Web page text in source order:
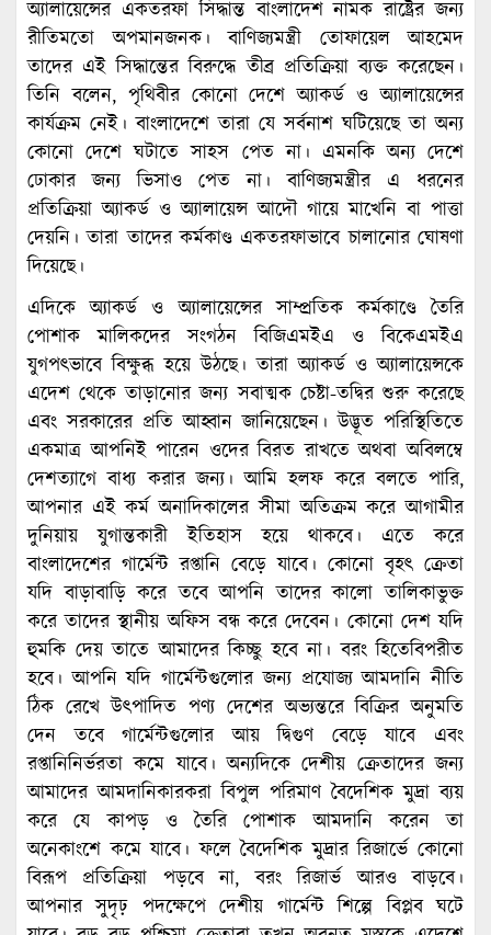
অ্যালায়েন্সের একতরফা সিদ্ধান্ত বাংলাদেশ নামক রাষ্ট্রের জন্য
রীতিমতো অপমানজনক। বাণিজ্যমন্ত্রী তোফায়েল আহমেদ
তাদের এই সিদ্ধান্তের বিরুদ্ধে তীব্র প্রতিক্রিয়া ব্যক্ত করেছেন।
তিনি বলেন, পৃথিবীর কোনো দেশে অ্যাকর্ড ও অ্যালায়েন্সের
কার্যক্রম নেই। বাংলাদেশে তারা যে সর্বনাশ ঘটিয়েছে তা অন্য
কোনো দেশে ঘটাতে সাহস পেত না। এমনকি অন্য দেশে
ঢোকার জন্য ভিসাও পেত না। বাণিজ্যমন্ত্রীর এ ধরনের
প্রতিক্রিয়া অ্যাকর্ড ও অ্যালায়েন্স আদৌ গায়ে মাখেনি বা পাত্তা
দেয়নি। তারা তাদের কর্মকাণ্ড একতরফাভাবে চালানোর ঘোষণা
দিয়েছে।
এদিকে অ্যাকর্ড ও অ্যালায়েন্সের সাম্প্রতিক কর্মকাণ্ডে তৈরি
পোশাক মালিকদের সংগঠন বিজিএমইএ ও বিকেএমইএ
যুগপত্ভাবে বিক্ষুব্ধ হয়ে উঠছে। তারা অ্যাকর্ড ও অ্যালায়েন্সকে
এদেশ থেকে তাড়ানোর জন্য সবাত্মক চেষ্টা-তদ্বির শুরু করেছে
এবং সরকারের প্রতি আহ্বান জানিয়েছেন। উদ্ভূত পরিস্থিতিতে
একমাত্র আপনিই পারেন ওদের বিরত রাখতে অথবা অবিলম্বে
দেশত্যাগে বাধ্য করার জন্য। আমি হলফ করে বলতে পারি,
আপনার এই কর্ম অনাদিকালের সীমা অতিক্রম করে আগামীর
দুনিয়ায় যুগান্তকারী ইতিহাস হয়ে থাকবে। এতে করে
বাংলাদেশের গার্মেন্ট রপ্তানি বেড়ে যাবে। কোনো বৃহৎ ক্রেতা
যদি বাড়াবাড়ি করে তবে আপনি তাদের কালো তালিকাভুক্ত
করে তাদের স্থানীয় অফিস বন্ধ করে দেবেন। কোনো দেশ যদি
হুমকি দেয় তাতে আমাদের কিচ্ছু হবে না। বরং হিতেবিপরীত
হবে। আপনি যদি গার্মেন্টগুলোর জন্য প্রযোজ্য আমদানি নীতি
ঠিক রেখে উৎপাদিত পণ্য দেশের অভ্যন্তরে বিক্রির অনুমতি
দেন তবে গার্মেন্টগুলোর আয় দ্বিগুণ বেড়ে যাবে এবং
রপ্তানিনির্ভরতা কমে যাবে। অন্যদিকে দেশীয় ক্রেতাদের জন্য
আমাদের আমদানিকারকরা বিপুল পরিমাণ বৈদেশিক মুদ্রা ব্যয়
করে যে কাপড় ও তৈরি পোশাক আমদানি করেন তা
অনেকাংশে কমে যাবে। ফলে বৈদেশিক মুদ্রার রিজার্ভে কোনো
বিরূপ প্রতিক্রিয়া পড়বে না, বরং রিজার্ভ আরও বাড়বে।
আপনার সুদৃঢ় পদক্ষেপে দেশীয় গার্মেন্ট শিল্পে বিপ্লব ঘটে